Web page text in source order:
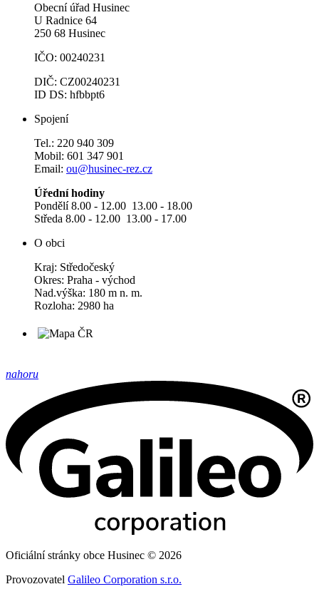
Obecní úřad Husinec
U Radnice 64
250 68 Husinec
IČO: 00240231
DIČ: CZ00240231
ID DS: hfbbpt6
Spojení
Tel.: 220 940 309
Mobil: 601 347 901
Email: ou@husinec-rez.cz
Úřední hodiny
Pondělí 8.00 - 12.00 13.00 - 18.00
Středa 8.00 - 12.00 13.00 - 17.00
O obci
Kraj: Středočeský
Okres: Praha - východ
Nad.výška: 180 m n. m.
Rozloha: 2980 ha
nahoru
Oficiální stránky obce Husinec © 2026
Provozovatel Galileo Corporation s.r.o.